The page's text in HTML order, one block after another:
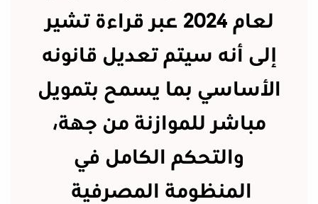
لعام 2024
عبر قراءة تشير
إلى أنه سيتم تعديل قانونه
الأساسي بما يسمح بتمويل
مباشر للموازنة من جهة،
والتحكم الكامل في
المنظومة المصرفية